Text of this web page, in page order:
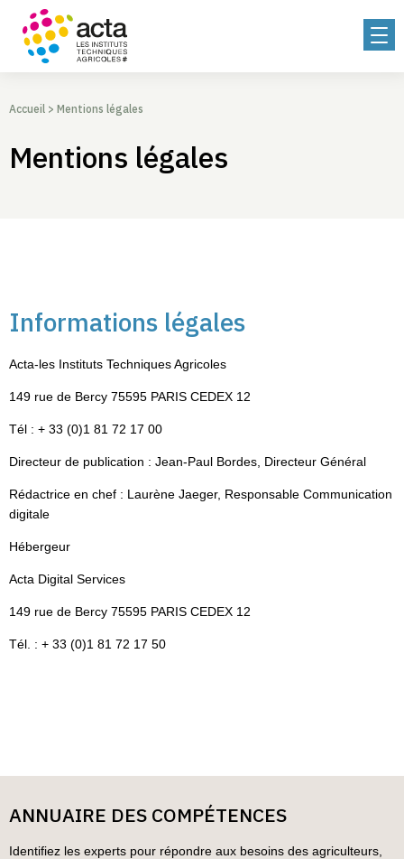
Accueil > Mentions légales
Mentions légales
Informations légales
Acta-les Instituts Techniques Agricoles
149 rue de Bercy 75595 PARIS CEDEX 12
Tél : + 33 (0)1 81 72 17 00
Directeur de publication : Jean-Paul Bordes, Directeur Général
Rédactrice en chef : Laurène Jaeger, Responsable Communication
digitale
Hébergeur
Acta Digital Services
149 rue de Bercy 75595 PARIS CEDEX 12
Tél. : + 33 (0)1 81 72 17 50
ANNUAIRE DES COMPÉTENCES
Identifiez les experts pour répondre aux besoins des agriculteurs,